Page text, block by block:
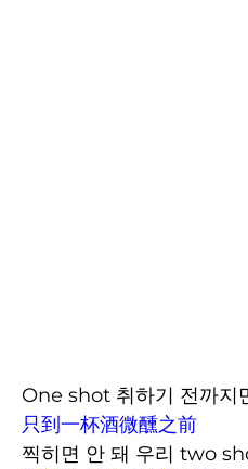
One shot 취하기 전까지
只到一杯酒微醺之前
찍히면 안 돼 우리 two